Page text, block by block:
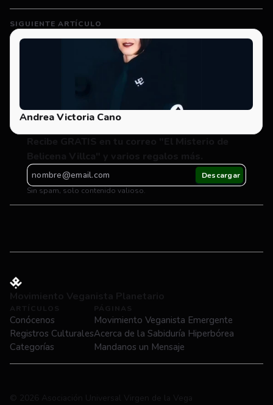
SIGUIENTE ARTÍCULO
Andrea Victoria Cano
Sin spam, solo contenido valioso.
Conócenos
Registros Culturales
Categorías
Movimiento Veganista Emergente
Acerca de la Sabiduría Hiperbórea
Mandanos un Mensaje